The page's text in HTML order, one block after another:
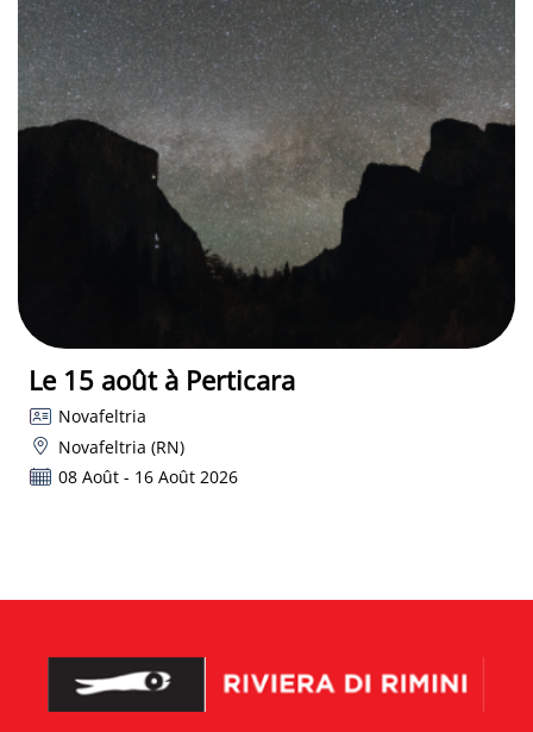
Le 15 août à Perticara
Novafeltria
Novafeltria (RN)
08 Août - 16 Août 2026